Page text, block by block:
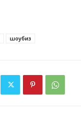
шоубиз